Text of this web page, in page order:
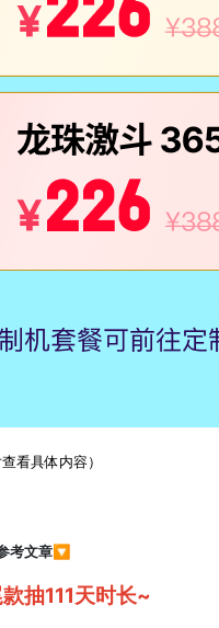
看具体内容）
考文章🔽
款抽111天时长~